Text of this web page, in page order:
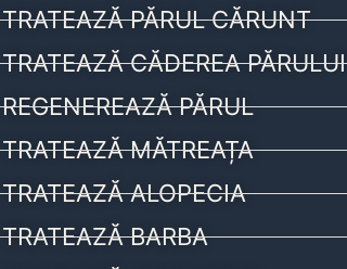
TRATEAZĂ PĂRUL CĂRUNT
TRATEAZĂ CĂDEREA PĂRULUI
REGENEREAZĂ PĂRUL
TRATEAZĂ MĂTREAȚA
TRATEAZĂ ALOPECIA
TRATEAZĂ BARBA